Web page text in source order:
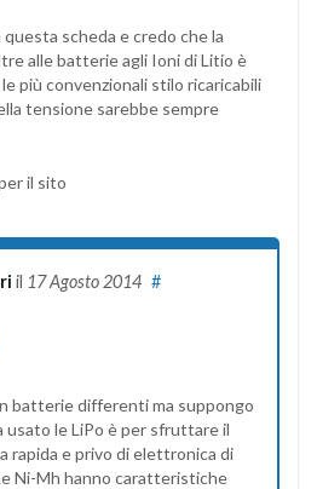
scheda e credo che la
alle batterie agli Ioni di Litio è
più convenzionali stilo ricaricabili
tensione sarebbe sempre
il sito
il 17 Agosto 2014 #
batterie differenti ma suppongo
le LiPo è per sfruttare il
rapida e privo di elettronica di
Ni-Mh hanno caratteristiche